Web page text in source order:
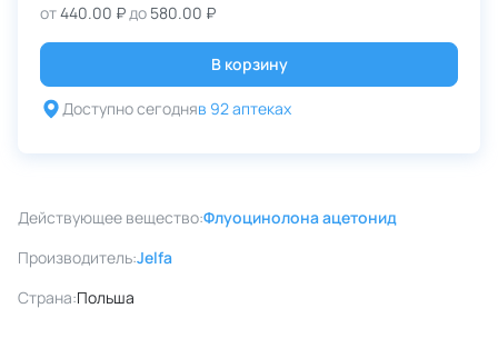
от440.00 ₽до 580.00 ₽
В корзину
Доступно сегодняв 92 аптеках
Действующее вещество:Флуоцинолона ацетонид
Производитель:Jelfa
Страна:Польша